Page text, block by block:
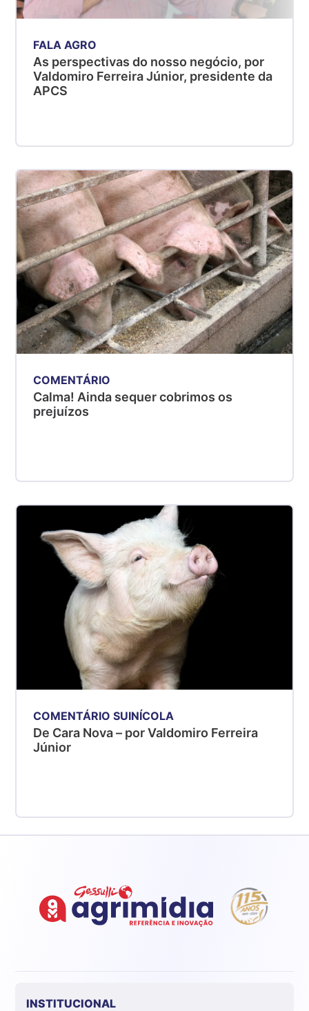
FALA AGRO
As perspectivas do nosso negócio, por
Valdomiro Ferreira Júnior, presidente da
APCS
COMENTÁRIO
Calma! Ainda sequer cobrimos os
prejuízos
COMENTÁRIO SUINÍCOLA
De Cara Nova – por Valdomiro Ferreira
Júnior
INSTITUCIONAL